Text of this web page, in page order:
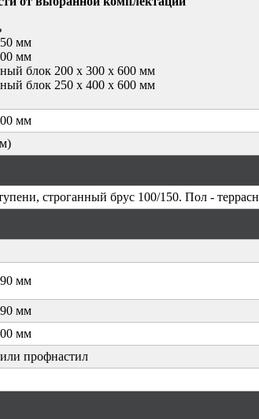
мм
мм
блок 200 х 300 х 600 мм
блок 250 х 400 х 600 мм
мм
строганный брус 100/150. Пол -
мм
мм
мм
профнастил